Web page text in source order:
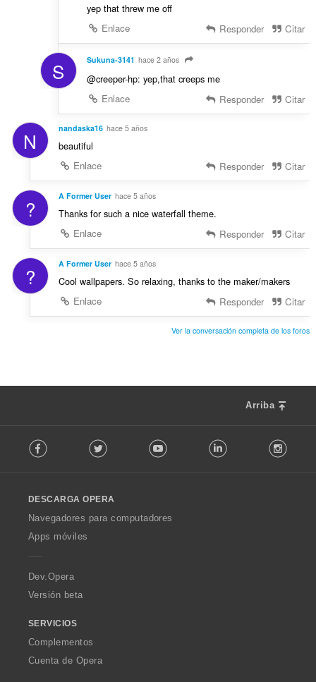
yep that threw me off
Enlace
Responder Citar
S Sukuna-3141 hace 2 años
@creeper-hp: yep,that creeps me
Enlace
Responder Citar
N nandaska16 hace 5 años
beautiful
Enlace
Responder Citar
? A Former User hace 5 años
Thanks for such a nice waterfall theme.
Enlace
Responder Citar
? A Former User hace 5 años
Cool wallpapers. So relaxing, thanks to the maker/makers
Enlace
Responder Citar
Ver la conversación completa de los foros
Arriba
o
w
O
p
a
Facebook Twitter Youtube LinkedIn
DESCARGA OPERA
Navegadores para computadores
Apps móviles
Dev.Opera
Versión beta
SERVICIOS
Complementos
Cuenta de Opera